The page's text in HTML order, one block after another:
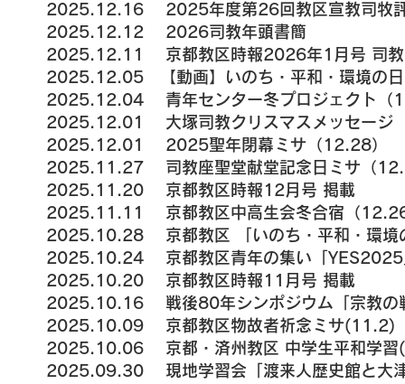
2025.12.16 2025年度第26回教区宣教司牧
2025.12.12 2026司教年頭書簡
2025.12.11 京都教区時報2026年1月号 司教
2025.12.05 【動画】いのち・平和・環境の
2025.12.04 青年センター冬プロジェクト（
2025.12.01 大塚司教クリスマスメッセージ
2025.12.01 2025聖年閉幕ミサ（12.28）
2025.11.27 司教座聖堂献堂記念日ミサ（
2025.11.20 京都教区時報12月号 掲載
2025.11.11 京都教区中高生会冬合宿（
2025.10.28 京都教区 「いのち・平和・環境
2025.10.24 京都教区青年の集い「
2025.10.20 京都教区時報11月号 掲載
2025.10.16 戦後80年シンポジウム「宗教の
2025.10.09 京都教区物故者祈念ミサ(11.2)
2025.10.06 京都・済州教区 中学生平和学
2025.09.30 現地学習会「渡来人歴史館と大